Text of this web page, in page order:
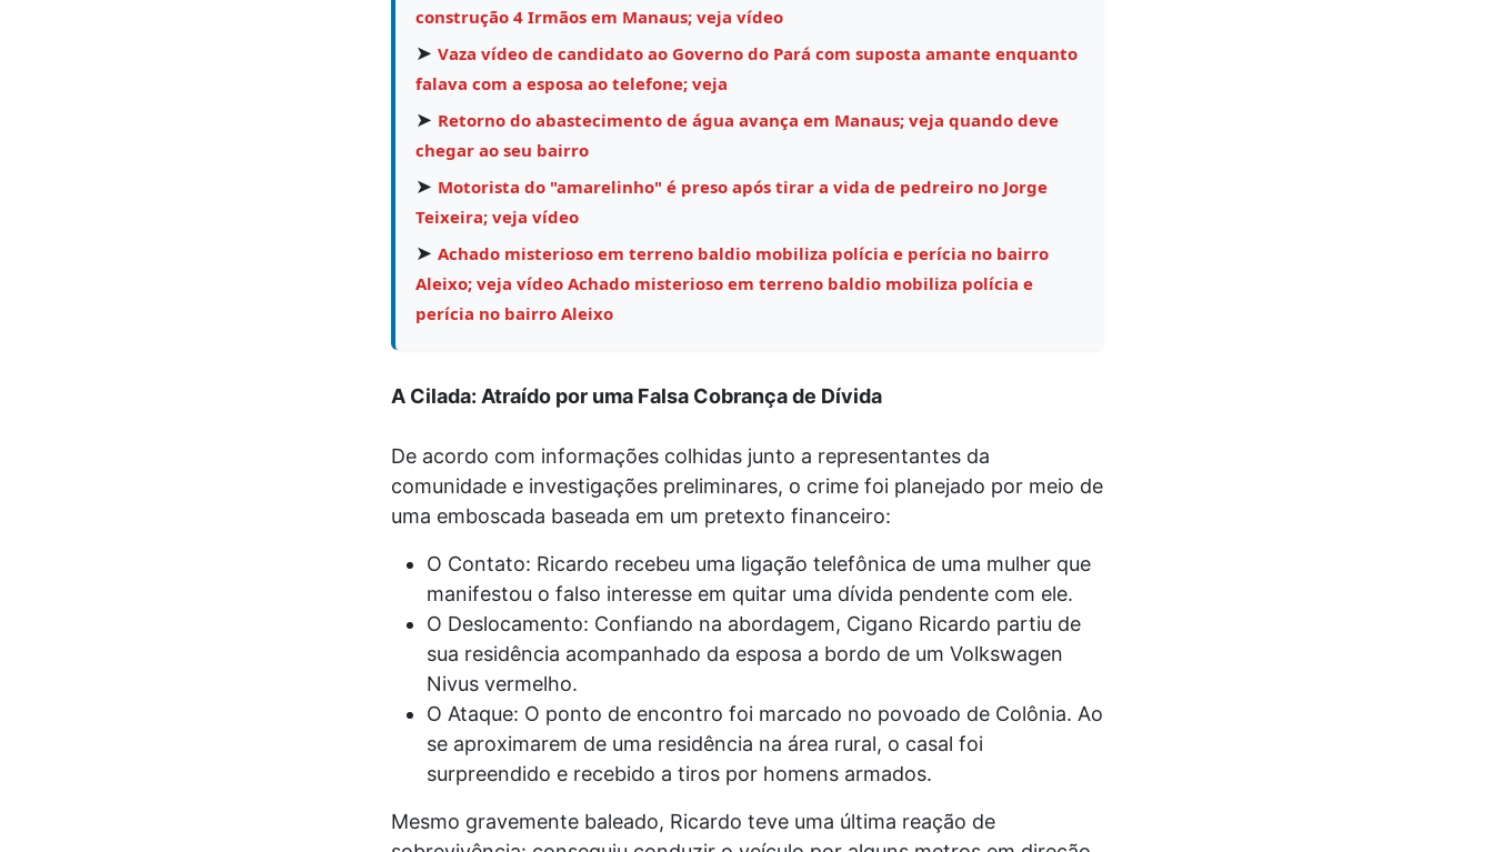
construção 4 Irmãos em Manaus; veja vídeo
➤ Vaza vídeo de candidato ao Governo do Pará com suposta amante enquanto
falava com a esposa ao telefone; veja
➤ Retorno do abastecimento de água avança em Manaus; veja quando deve
chegar ao seu bairro
➤ Motorista do "amarelinho" é preso após tirar a vida de pedreiro no Jorge
Teixeira; veja vídeo
➤ Achado misterioso em terreno baldio mobiliza polícia e perícia no bairro
Aleixo; veja vídeo Achado misterioso em terreno baldio mobiliza polícia e
perícia no bairro Aleixo
A Cilada: Atraído por uma Falsa Cobrança de Dívida
De acordo com informações colhidas junto a representantes da
comunidade e investigações preliminares, o crime foi planejado por meio de
uma emboscada baseada em um pretexto financeiro:
O Contato: Ricardo recebeu uma ligação telefônica de uma mulher que
manifestou o falso interesse em quitar uma dívida pendente com ele.
O Deslocamento: Confiando na abordagem, Cigano Ricardo partiu de
sua residência acompanhado da esposa a bordo de um Volkswagen
Nivus vermelho.
O Ataque: O ponto de encontro foi marcado no povoado de Colônia. Ao
se aproximarem de uma residência na área rural, o casal foi
surpreendido e recebido a tiros por homens armados.
Mesmo gravemente baleado, Ricardo teve uma última reação de